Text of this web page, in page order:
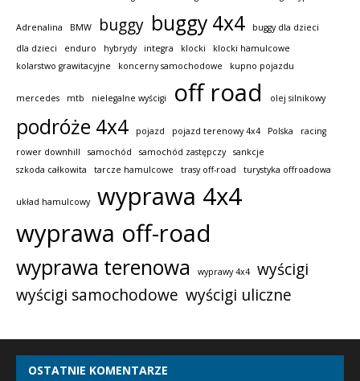
Adrenalina BMW buggy buggy 4x4
buggy dla dzieci
dla dzieci
enduro hybrydy integra klocki
klocki hamulcowe
kolarstwo grawitacyjne
koncerny samochodowe kupno pojazdu
mercedes mtb nielegalne wyścigi off road olej silnikowy
podróże 4x4 pojazd pojazd terenowy 4x4 Polska
racing
rower downhill
samochód samochód zastępczy
sankcje
szkoda całkowita
tarcze hamulcowe trasy off-road turystyka offroadowa
układ hamulcowy
wyprawa 4x4
wyprawa off-road
wyprawa terenowa wyprawy 4x4
wyścigi
wyścigi samochodowe wyścigi uliczne
OSTATNIE KOMENTARZE